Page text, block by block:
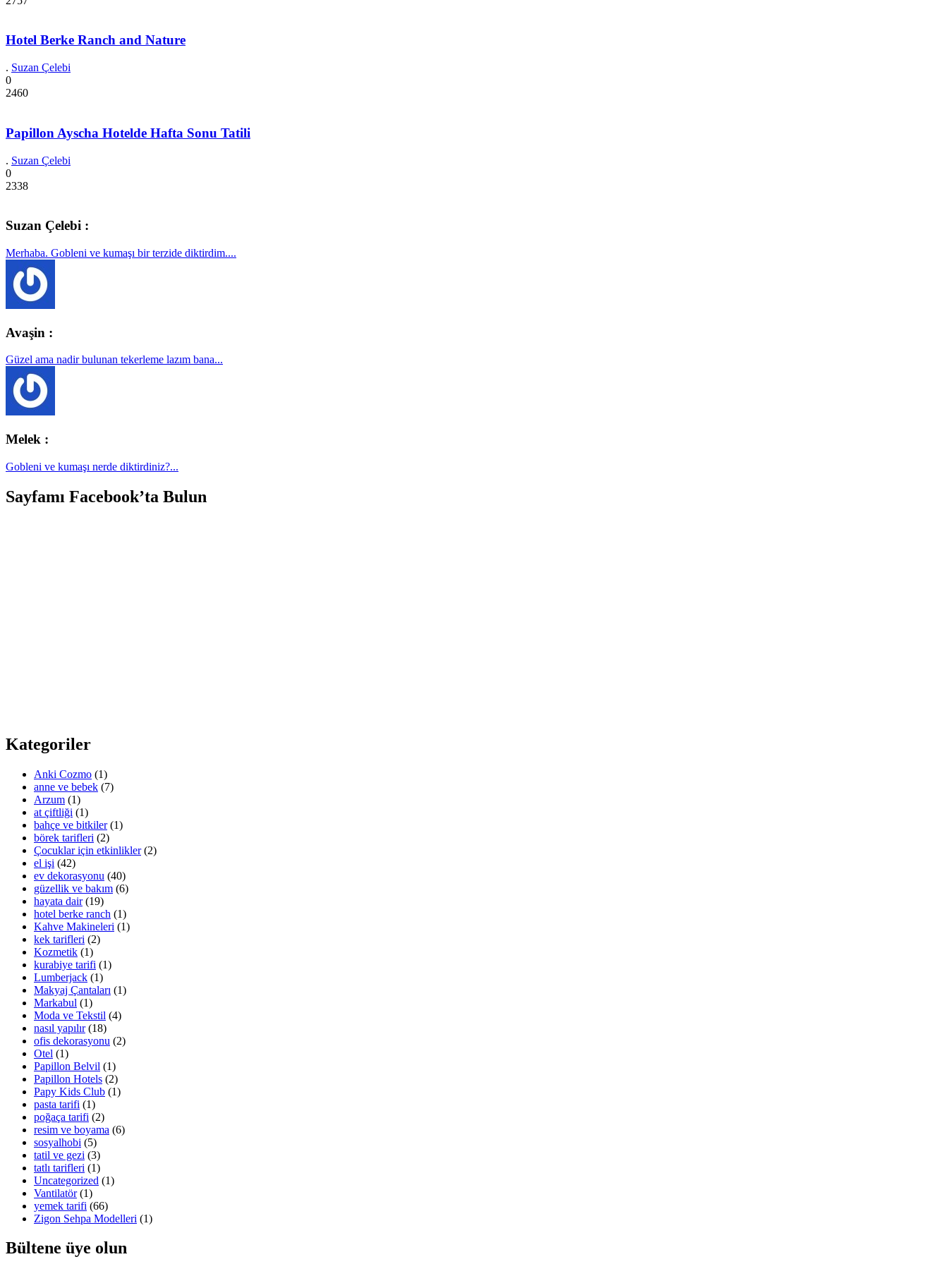
Hotel Berke Ranch and Nature
. Suzan Çelebi
0
2460
Papillon Ayscha Hotelde Hafta Sonu Tatili
. Suzan Çelebi
0
2338
Suzan Çelebi :
Merhaba. Gobleni ve kumaşı bir terzide diktirdim....
Avaşin :
Güzel ama nadir bulunan tekerleme lazım bana...
Melek :
Gobleni ve kumaşı nerde diktirdiniz?...
Sayfamı Facebook’ta Bulun
Kategoriler
Anki Cozmo (1)
anne ve bebek (7)
Arzum (1)
at çiftliği (1)
bahçe ve bitkiler(1)
börek tarifleri (2)
Çocuklar için etkinlikler(2)
el işi (42)
ev dekorasyonu (40)
güzellik ve bakım (6)
hayata dair(19)
hotel berke ranch (1)
Kahve Makineleri (1)
kek tarifleri (2)
Kozmetik (1)
kurabiye tarifi (1)
Lumberjack (1)
Makyaj Çantaları (1)
Markabul (1)
Moda ve Tekstil (4)
nasıl yapılır(18)
ofis dekorasyonu (2)
Otel (1)
Papillon Belvil (1)
Papillon Hotels (2)
Papy Kids Club (1)
pasta tarifi (1)
poğaça tarifi (2)
resim ve boyama (6)
sosyalhobi (5)
tatil ve gezi (3)
tatlı tarifleri (1)
Uncategorized (1)
Vantilatör(1)
yemek tarifi (66)
Zigon Sehpa Modelleri (1)
Bültene üye olun